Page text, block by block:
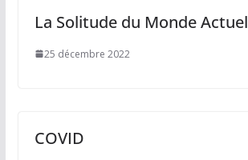
La Solitude du Monde Actuel
25 décembre 2022
COVID